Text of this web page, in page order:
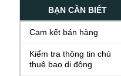
BẠN CẦN BIẾT
Cam kết bán hàng
Kiểm tra thông tin chủ
thuê bao di động